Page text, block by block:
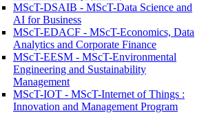
MScT-DSAIB - MScT-Data Science and
AI for Business
MScT-EDACF - MScT-Economics, Data
Analytics and Corporate Finance
MScT-EESM - MScT-Environmental
Engineering and Sustainability
Management
MScT-IOT - MScT-Internet of Things :
Innovation and Management Program